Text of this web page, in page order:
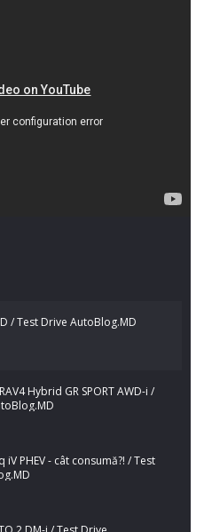
/ Test Drive AutoBlog.MD
Hybrid GR SPORT AWD-i /
iV PHEV - cât consumă?! / Test